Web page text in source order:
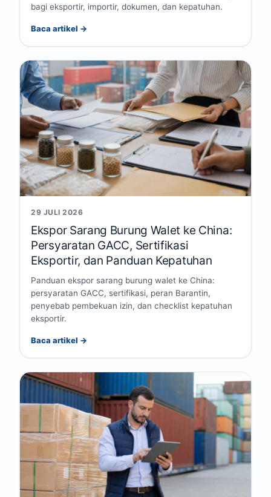
bagi eksportir, importir, dokumen, dan kepatuhan.
Baca artikel →
29 JULI 2026
Ekspor Sarang Burung Walet ke China:
Persyaratan GACC, Sertifikasi
Eksportir, dan Panduan Kepatuhan
Panduan ekspor sarang burung walet ke China:
persyaratan GACC, sertifikasi, peran Barantin,
penyebab pembekuan izin, dan checklist kepatuhan
eksportir.
Baca artikel →